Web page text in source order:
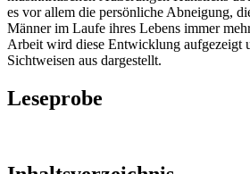
es vor allem die persönliche Abneigung,
Männer im Laufe ihres Lebens immer
Arbeit wird diese Entwicklung aufgezeigt
Sichtweisen aus dargestellt.
Leseprobe